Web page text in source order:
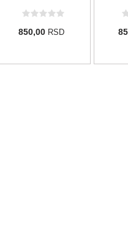
850,00 RSD